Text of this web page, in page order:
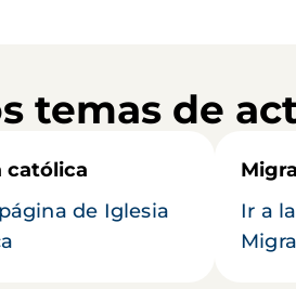
temas de
católica
de Iglesia
Ir a